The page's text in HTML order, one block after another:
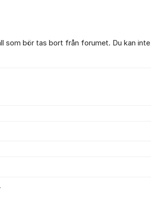
som bör tas bort från forumet. Du kan